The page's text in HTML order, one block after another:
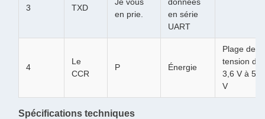
3 TXD
en prie.
en série
UART
4
Le
CCR
P Énergie
Plage de
tension de
3,6 V à 5,0
V
Spécifications techniques